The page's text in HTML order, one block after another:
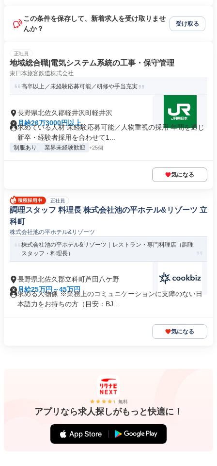
この条件を保存して、新着求人を受け取りませ
んか？
受け取る
正社員
地域総合職|電気システム系統の工事・保守管理
東日本旅客鉄道株式会社
高卒以上／未経験応募可能／研修や手当充実
長野県北佐久郡軽井沢町軽井沢
月給26万3000円以上
求めている人材 未経験応募可能／人物重視の採用 年間を通じ
新卒・経験者採用を合わせて1...
制服あり 業界未経験歓迎 +25個
気になる
正社員
調理スタッフ 料理長 株式会社池の平ホテル&リゾーツ 立
科町
株式会社池の平ホテル&リゾーツ
株式会社池の平ホテル&リゾーツ｜レストラン・専門料理店（調理
スタッフ・料理長）
長野県北佐久郡立科町芦田八ケ野
月給25万円～45万円
求める人物像 ※業務上のコミュニケーションに支障のない日
本語力をお持ちの方（目安：BJ...
気になる
無料
アプリなら求人探しがもっと快適に！